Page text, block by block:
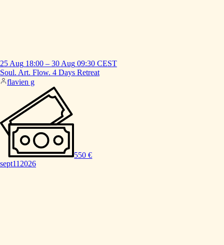
25 Aug 18:00 – 30 Aug 09:30 CEST
Soul. Art. Flow. 4 Days Retreat
flavien g
550 €
sept11 2026